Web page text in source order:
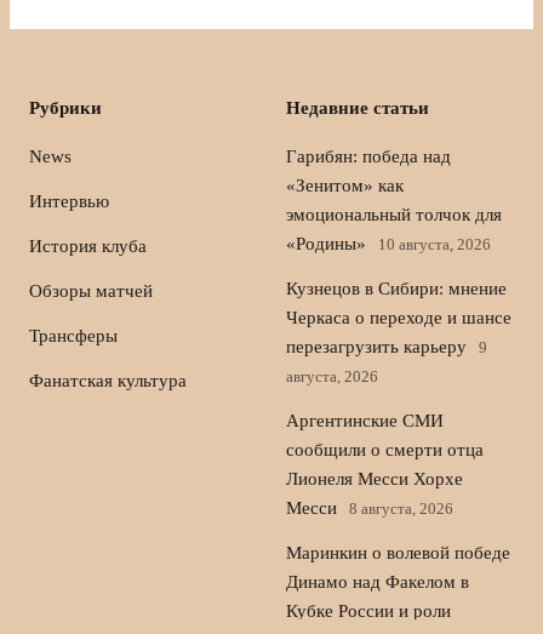
Рубрики
News
Интервью
История клуба
Обзоры матчей
Трансферы
Фанатская культура
Недавние статьи
Гарибян: победа над
«Зенитом» как
эмоциональный толчок для
«Родины»
10 августа, 2026
Кузнецов в Сибири: мнение
Черкаса о переходе и шансе
перезагрузить карьеру
9
августа, 2026
Аргентинские СМИ
сообщили о смерти отца
Лионеля Месси Хорхе
Месси
8 августа, 2026
Маринкин о волевой победе
Динамо над Факелом в
Кубке России и роли